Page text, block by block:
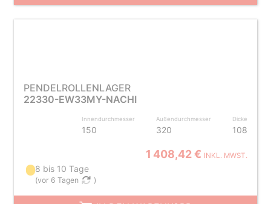
PENDELROLLENLAGER
22330-EW33MY-NACHI
Innendurchmesser
150
Außendurchmesser
320
Dicke
108
1 408,42 € INKL. MWST.
8 bis 10 Tage
(vor 6 Tagen )